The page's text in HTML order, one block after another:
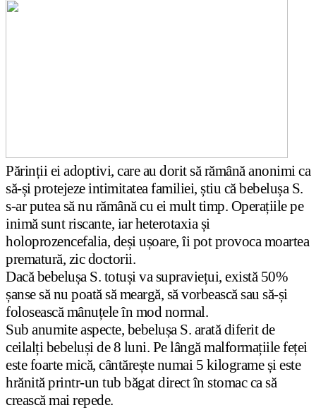
Părinții ei adoptivi, care au dorit să rămână anonimi ca
să-și protejeze intimitatea familiei, știu că bebelușa S.
s-ar putea să nu rămână cu ei mult timp. Operațiile pe
inimă sunt riscante, iar heterotaxia și
holoprozencefalia, deși ușoare, îi pot provoca moartea
prematură, zic doctorii.
Dacă bebelușa S. totuși va supraviețui, există 50%
șanse să nu poată să meargă, să vorbească sau să-și
folosească mânuțele în mod normal.
Sub anumite aspecte, bebelușa S. arată diferit de
ceilalți bebeluși de 8 luni. Pe lângă malformațiile feței
este foarte mică, cântărește numai 5 kilograme și este
hrănită printr-un tub băgat direct în stomac ca să
crească mai repede.